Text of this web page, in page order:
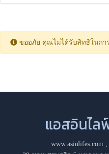
ขออภัย คุณไม่ได้รับสิทธิในกา
แอสอินไล
www.asinlifes.com,